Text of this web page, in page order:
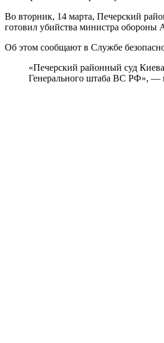
Во вторник, 14 марта, Печерский
готовил убийства министра обороны
Об этом сообщают в Службе
«Печерский районный суд
Генерального штаба ВС РФ», —